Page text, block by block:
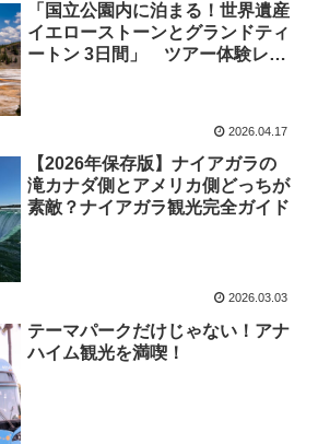
「国立公園内に泊まる！世界遺産
イエローストーンとグランドティ
ートン 3日間」 ツアー体験レポ
2026.04.17
【2026年保存版】ナイアガラの
滝カナダ側とアメリカ側どっちが
素敵？ナイアガラ観光完全ガイド
2026.03.03
テーマパークだけじゃない！アナ
ハイム観光を満喫！